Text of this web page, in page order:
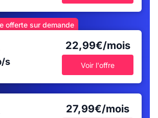
offerte sur demande
s
22,99€/mois
Voir l'offre
27,99€/mois